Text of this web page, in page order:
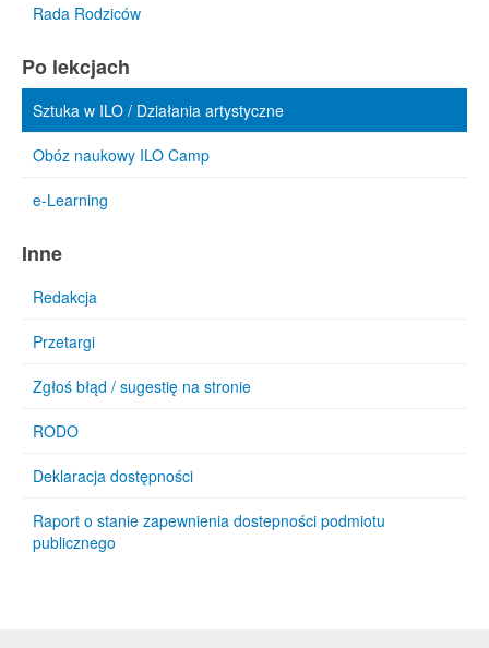
Rada Rodziców
Po lekcjach
Sztuka w ILO / Działania artystyczne
Obóz naukowy ILO Camp
e-Learning
Inne
Redakcja
Przetargi
Zgłoś błąd / sugestię na stronie
RODO
Deklaracja dostępności
Raport o stanie zapewnienia dostepności podmiotu
publicznego